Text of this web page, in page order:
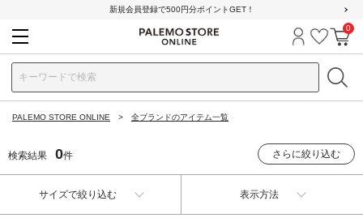
新規会員登録で500円分ポイントGET！
ログイン
お気に
カ
0
PALEMO STORE ONLINE 全ブランドのアイテム一覧
検索結果 0件 さらに絞り込む
サイズで絞り込む 表示方法